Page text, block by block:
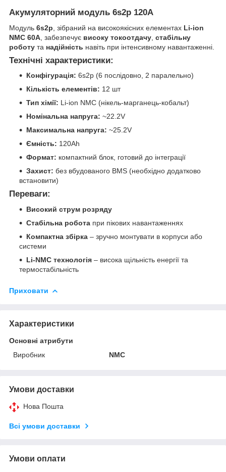
Акумуляторний модуль 6s2p 120A
Модуль 6s2p , зібраний на високоякісних елементах Li-ion
NMC 60A , забезпечує високу токоотдачу стабільну
роботу та надійність навіть при інтенсивному навантаженні.
Технічні характеристики:
Конфігурація: 6s2p (6 послідовно, 2 паралельно)
Кількість елементів: 12 шт
Тип хімії: Li-ion NMC (нікель-марганець-кобальт)
Номінальна напруга: ~22.2V
Максимальна напруга: ~25.2V
Ємність: 120Ah
Формат: компактний блок, готовий до інтеграції
Захист: без вбудованого BMS (необхідно додатково
встановити)
Переваги:
Високий струм розряду
Стабільна робота при пікових навантаженнях
Компактна збірка – зручно монтувати в корпуси або
системи
Li-NMC технологія – висока щільність енергії та
термостабільність
Приховати
Характеристики
Основні атрибути
Виробник
NMC
Умови доставки
Нова Пошта
Всі умови доставки
Умови оплати